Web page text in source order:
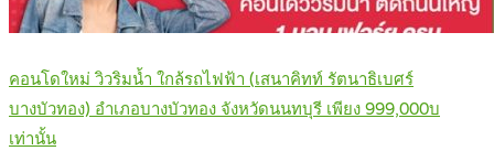
คอนโดใหม่ วิวริมน้ำ ใกล้รถไฟฟ้า (เสนาคิทท์ รัตนาธิเบศร์
บางบัวทอง) อำเภอบางบัวทอง จังหวัดนนทบุรี เพียง 999,000บ
เท่านั้น